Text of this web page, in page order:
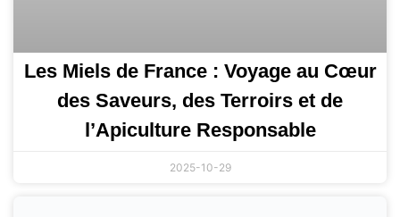
Les Miels de France : Voyage au Cœur
des Saveurs, des Terroirs et de
l’Apiculture Responsable
2025-10-29